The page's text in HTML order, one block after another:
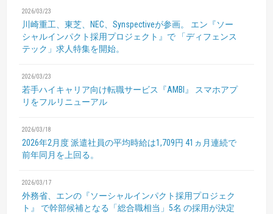
2026/03/23
川崎重工、東芝、NEC、Synspectiveが参画。
エン『ソー
シャルインパクト採用プロジェクト』で 「ディフェンス
テック」求人特集を開始。
2026/03/23
若手ハイキャリア向け転職サービス『AMBI』
スマホアプ
リをフルリニューアル
2026/03/18
2026年2月度 派遣社員の平均時給は1,709円 41ヵ月連続で
前年同月を上回る。
2026/03/17
外務省、エンの『ソーシャルインパクト採用プロジェク
ト』
で幹部候補となる「総合職相当」5名 の採用が決定